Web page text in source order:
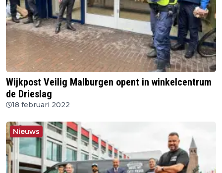
Wijkpost Veilig Malburgen opent in winkelcentrum
de Drieslag
18 februari 2022
Nieuws